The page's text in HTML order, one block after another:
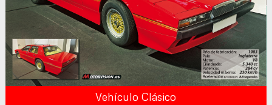
Vehículo Clásico